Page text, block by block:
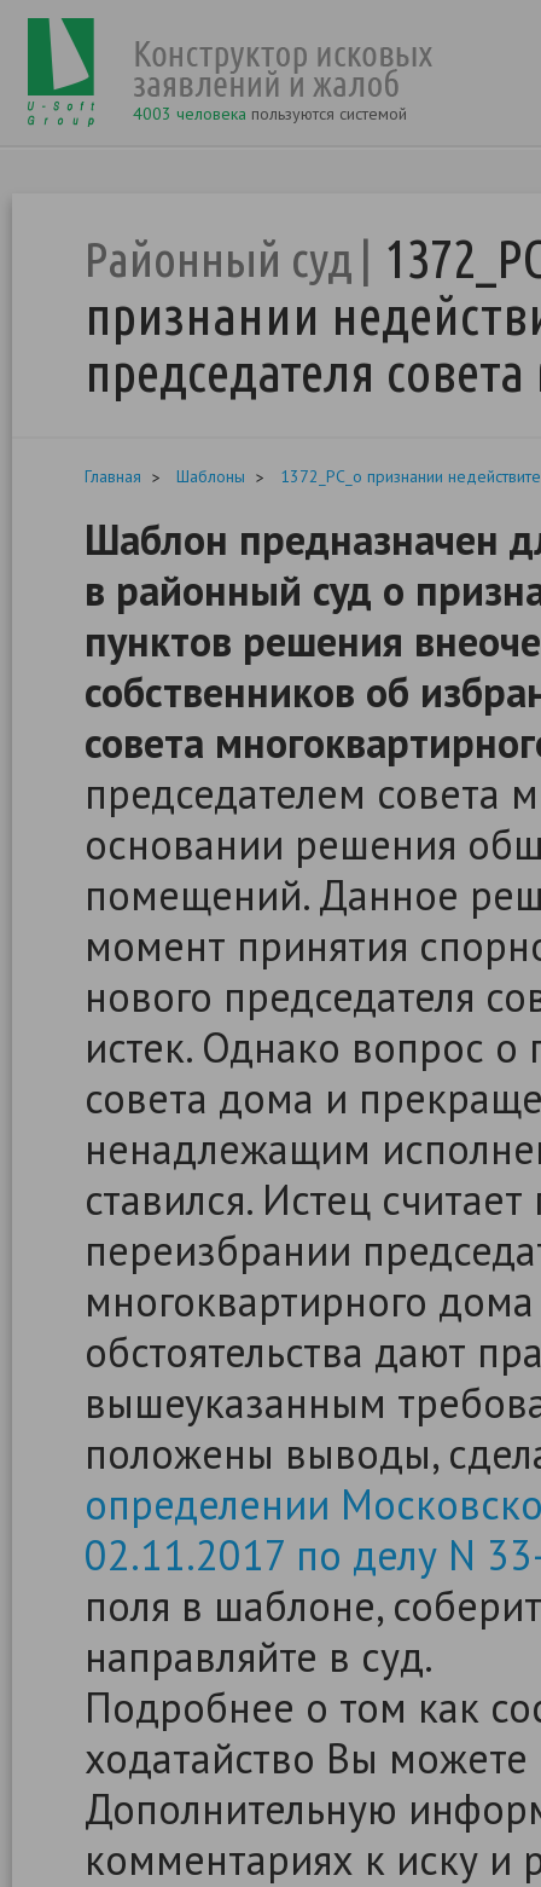
4003 человека пользуются системой
Районный суд
признании
председателя
Главная Шаблоны 1372_РС_о признании
Шаблон предназначен
в районный суд о
пунктов решения
собственников об
совета
председателем совета
основании решения
помещений. Данное
момент принятия
нового председателя
истек. Однако вопрос
совета дома и
ненадлежащим
ставился. Истец
переизбрании
многоквартирного
обстоятельства дают
вышеуказанным
положены выводы,
определении
02.11.2017 по делу N
поля в шаблоне,
направляйте в суд.
Подробнее о том как
ходатайство Вы
Дополнительную
комментариях к иску и